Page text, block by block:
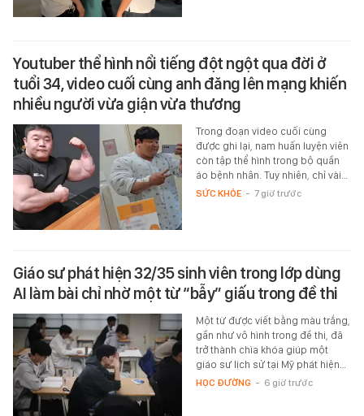
Youtuber thể hình nổi tiếng đột ngột qua đời ở
tuổi 34, video cuối cùng anh đăng lên mạng khiến
nhiều người vừa giận vừa thương
Trong đoạn video cuối cùng
được ghi lại, nam huấn luyện viên
còn tập thể hình trong bộ quần
áo bệnh nhân. Tuy nhiên, chỉ vài…
SỨC KHỎE - 7 giờ trước
Giáo sư phát hiện 32/35 sinh viên trong lớp dùng
AI làm bài chỉ nhờ một từ “bẫy” giấu trong đề thi
Một từ được viết bằng màu trắng,
gần như vô hình trong đề thi, đã
trở thành chìa khóa giúp một
giáo sư lịch sử tại Mỹ phát hiện…
HỌC ĐƯỜNG - 6 giờ trước